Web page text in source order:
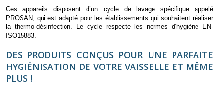
Ces appareils disposent d’un cycle de lavage spécifique appelé
PROSAN, qui est adapté pour les établissements qui souhaitent réaliser
la thermo-désinfection. Le cycle respecte les normes d’hygiène EN-
ISO15883.
DES PRODUITS CONÇUS POUR UNE PARFAITE
HYGIÉNISATION DE VOTRE VAISSELLE ET MÊME
PLUS !